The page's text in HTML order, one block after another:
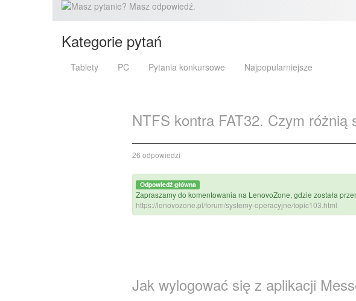
Kategorie pytań
Tablety PC Pytania konkursowe Najpopularniejsze
NTFS kontra FAT32. Czym różnią
26 odpowiedzi
Odpowiedź główna
Zapraszamy do komentowania na LenovoZone, gdzie została
https://lenovozone.pl/forum/systemy-operacyjne/topic103.html
Jak wylogować się z aplikacji